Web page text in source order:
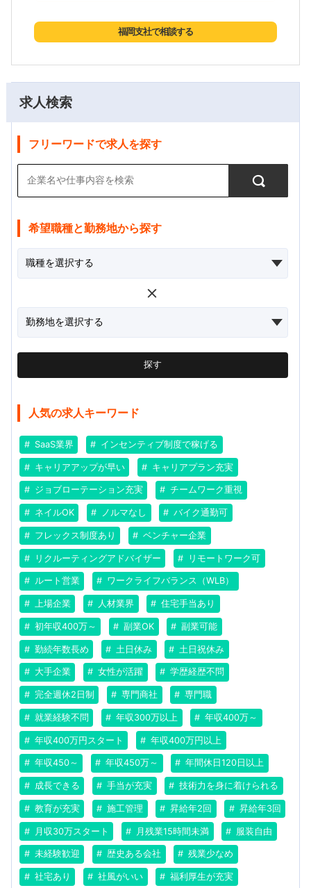
求人検索
フリーワードで求人を探す
希望職種と勤務地から探す
探す
人気の求人キーワード
SaaS業界 インセンティブ制度で稼げる
キャリアアップが早い キャリアプラン充実
ジョブローテーション充実 チームワーク重視
ネイルOK ノルマなし バイク通勤可
フレックス制度あり ベンチャー企業
リクルーティングアドバイザー リモートワーク可
ルート営業 ワークライフバランス（WLB）
上場企業 人材業界 住宅手当あり
初年収400万～ 副業OK 副業可能
勤続年数長め 土日休み 土日祝休み
大手企業 女性が活躍 学歴経歴不問
完全週休2日制 専門商社 専門職
就業経験不問 年収300万以上 年収400万～
年収400万円スタート 年収400万円以上
年収450～ 年収450万～ 年間休日120日以上
成長できる 手当が充実 技術力を身に着けられる
教育が充実 施工管理 昇給年2回 昇給年3回
月収30万スタート 月残業15時間未満 服装自由
未経験歓迎 歴史ある会社 残業少なめ
社宅あり 社風がいい 福利厚生が充実
福岡支社で相談する